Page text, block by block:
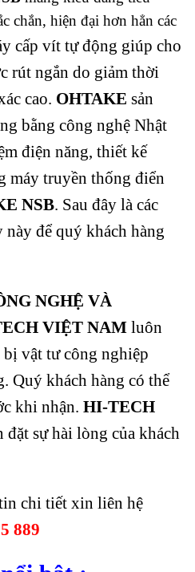
chắn, hiện đại hơn hẳn các
cấp vít tự động giúp cho
rút ngắn do giảm thời
cao. OHTAKE sản
bằng công nghệ Nhật
điện năng, thiết kế
máy truyền thống điển
NSB. Sau đây là các
để quý khách hàng
NGHỆ VÀ
VIỆT NAM luôn
bị vật tư công nghiệp
Quý khách hàng có thể
khi nhận. HI-TECH
sự hài lòng của khách
chi tiết xin liên hệ
889